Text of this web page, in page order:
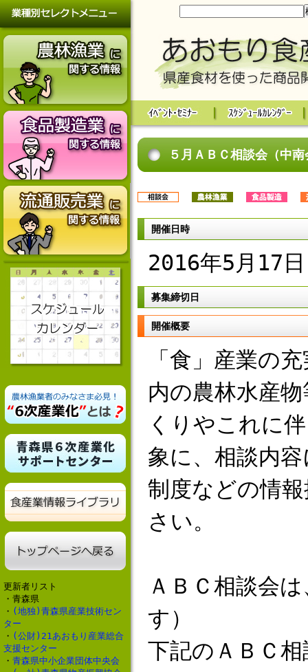
更新者リスト
・青森県
・ (地独)青森県産業技術セン
ター
・ (公財)21あおもり産業総合
支援センター
・ 青森県中小企業団体中央会
５月ＡＢＣ相談会（中
開催日時
2016年5月17
募集締切日
開催概要
「食」産業の
内の農林水産
くりやこれに
象に、相談内
制度などの情
さい。
ＡＢＣ相談会
す）
下記のＡＢＣ